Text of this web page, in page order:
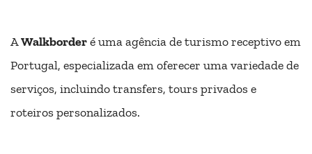
AWalkborderé uma agência de turismo receptivo em
Portugal, especializada em oferecer uma variedade de
serviços, incluindo transfers, tours privados e
roteiros personalizados.